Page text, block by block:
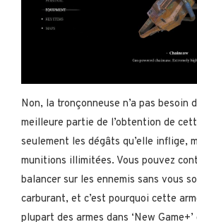
Non, la tronçonneuse n’a pas besoin
meilleure partie de l’obtention de
seulement les dégâts qu’elle inflige,
munitions illimitées. Vous pouvez
balancer sur les ennemis sans vous
carburant, et c’est pourquoi cette
plupart des armes dans ‘New